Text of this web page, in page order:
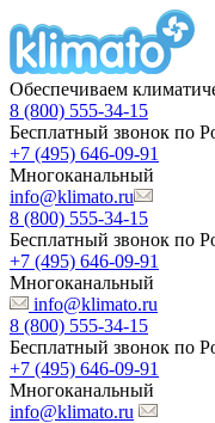
Обеспечиваем
8 (800) 555-34-15
Бесплатный звонок по
+7 (495) 646-09-91
Многоканальный
info@klimato.ru
8 (800) 555-34-15
Бесплатный звонок по
+7 (495) 646-09-91
Многоканальный
info@klimato.ru
8 (800) 555-34-15
Бесплатный звонок по
+7 (495) 646-09-91
Многоканальный
info@klimato.ru